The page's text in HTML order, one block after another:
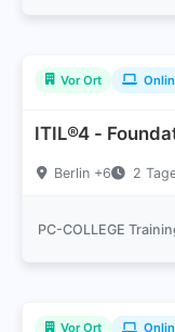
Vor Ort
ITIL®4 -
Berlin +6 2
PC-COLLEGE
Vor Ort